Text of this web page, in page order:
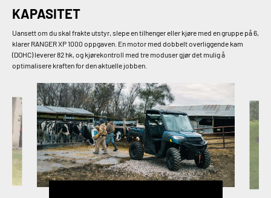
KAPASITET
Uansett om du skal frakte utstyr, slepe en tilhenger eller kjøre med en gruppe på 6,
klarer RANGER XP 1000 oppgaven. En motor med dobbelt overliggende kam
(DOHC) leverer 82 hk, og kjørekontroll med tre moduser gjør det mulig å
optimalisere kraften for den aktuelle jobben.